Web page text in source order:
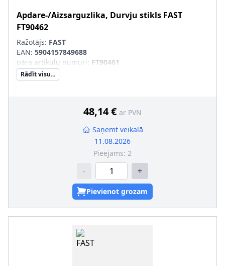
Apdare-/Aizsarguzlika, Durvju stikls FAST
FT90462
Ražotājs: FAST
EAN: 5904157849688
pāra artikulu numuri: FT90461
Rādīt visu...
48,14 € ar PVN
Saņemt veikalā
11.08.2026
Pieejams: 2
- +
Pievienot grozam